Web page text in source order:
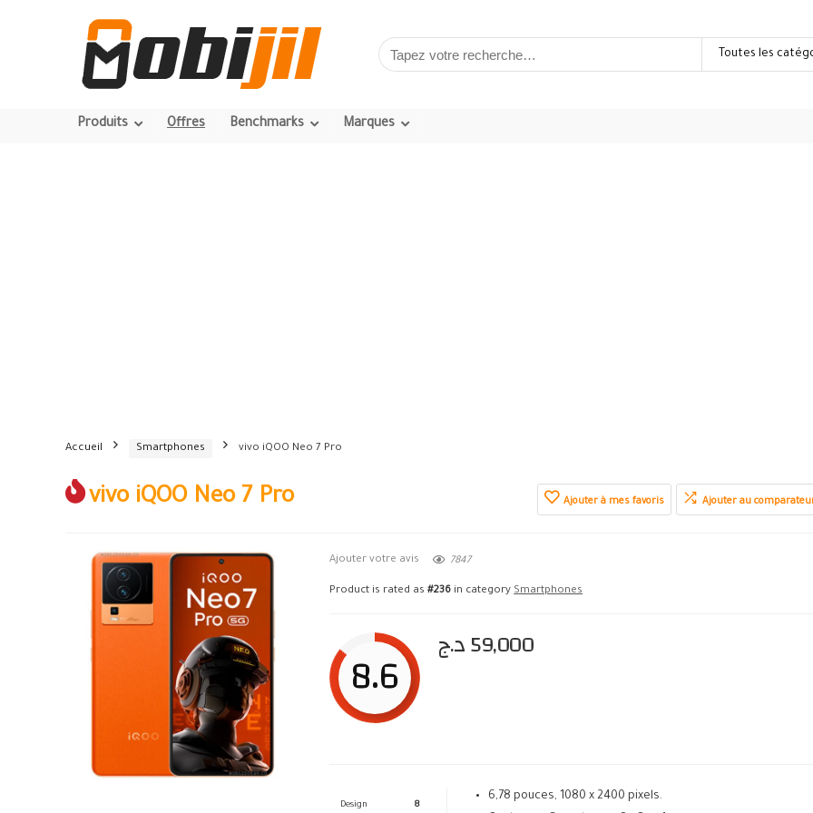
Toutes les
Produits Offres Benchmarks Marques
Accueil Smartphones vivo iQOO Neo 7 Pro
vivo iQOO Neo 7 Pro Ajouter à mes favoris Ajouter au
Ajouter votre avis 7847
Product is rated as#236 in categorySmartphones
8.6 59,000د.ج
Design 8
6,78 pouces, 1080 x 2400 pixels.